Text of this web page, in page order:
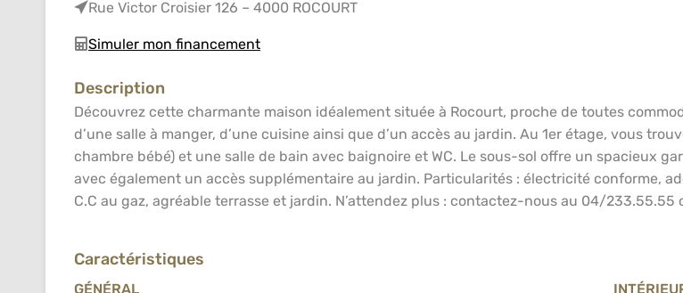
Rue Victor Croisier 126 – 4000 ROCOURT
Simuler mon financement
Description
Découvrez cette charmante maison idéalement située à Rocourt, proche de toutes
d’une salle à manger, d’une cuisine ainsi que d’un accès au jardin. Au 1er étage, vous
chambre bébé) et une salle de bain avec baignoire et WC. Le sous-sol offre un spacieux
avec également un accès supplémentaire au jardin. Particularités : électricité conforme,
C.C au gaz, agréable terrasse et jardin. N’attendez plus : contactez-nous au 04/
Caractéristiques
GÉNÉRAL